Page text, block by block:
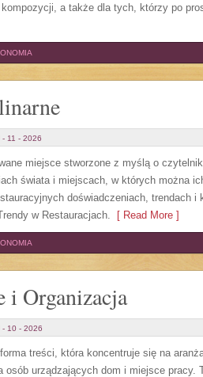
a także dla tych, którzy po
- 11 - 2026
miejsce stworzone z myślą o
świata i miejscach, w których można
doświadczeniach, trendach
w Restauracjach. [ Read More ]
i Organizacja
- 10 - 2026
treści, która koncentruje się na
osób urządzających dom i miejsce pracy.